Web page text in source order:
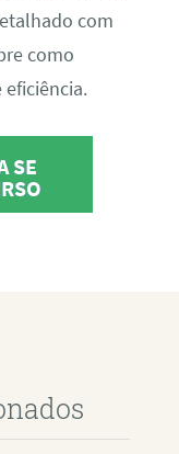
com
como
eficiência.
SE